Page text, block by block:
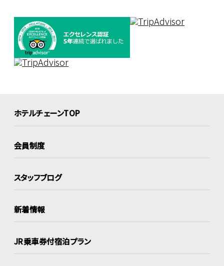
ホテルチェーンTOP
会員制度
スタッフブログ
新着情報
JR乗車券付宿泊プラン